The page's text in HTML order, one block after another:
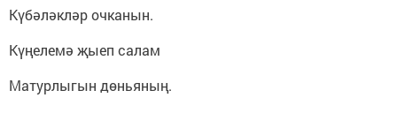
Күбәләкләр очканын.
Күңелемә җыеп салам
Матурлыгын дөньяның.